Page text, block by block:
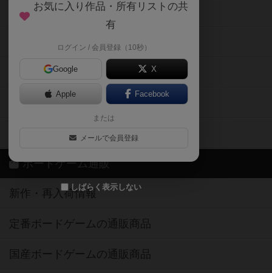
お気に入り作品・所有リストの共
有
ログイン / 会員登録（10秒）
Google X
Apple Facebook
または
メールで会員登録
しばらく表示しない
メカニクス特集
掲示板・トピックス
ボドとも・会員一覧
ボードゲーム業界コラム
ボドゲーマご利用案内
ボードゲーム通販
新作・再入荷情報
定番ボードゲームの通販商品
国産ボードゲームの通販商品